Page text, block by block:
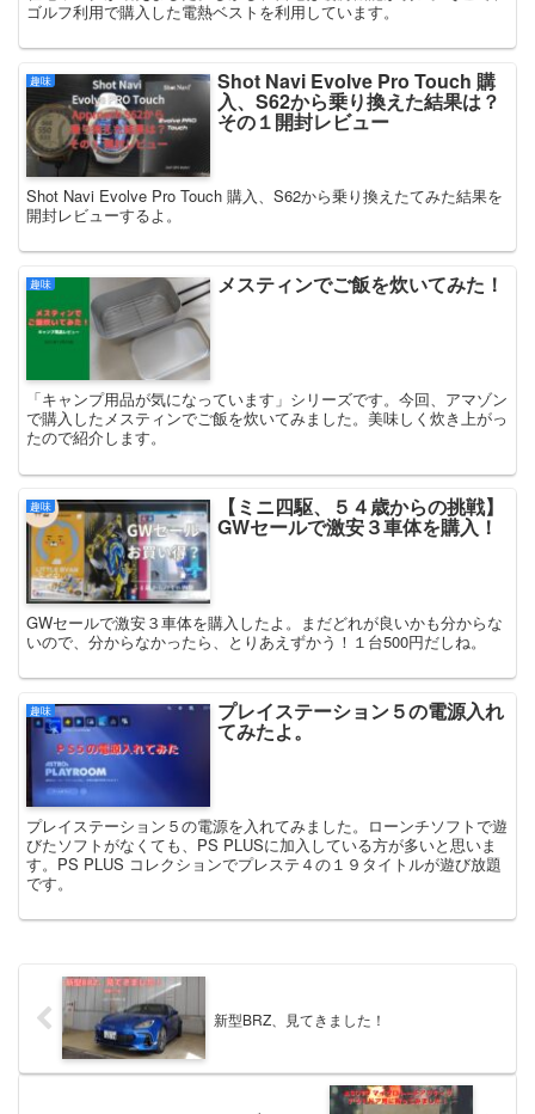
ゴルフ利用で購入した電熱ベストを利用しています。
趣味 Shot Navi Evolve Pro Touch 購
入、S62から乗り換えた結果は？
その１開封レビュー
Shot Navi Evolve Pro Touch 購入、S62から乗り換えたてみた結果を
開封レビューするよ。
趣味 メスティンでご飯を炊いてみた！
「キャンプ用品が気になっています」シリーズです。今回、アマゾン
で購入したメスティンでご飯を炊いてみました。美味しく炊き上がっ
たので紹介します。
趣味 【ミニ四駆、５４歳からの挑戦】
GWセールで激安３車体を購入！
GWセールで激安３車体を購入したよ。まだどれが良いかも分からな
いので、分からなかったら、とりあえずかう！１台500円だしね。
趣味 プレイステーション５の電源入れ
てみたよ。
プレイステーション５の電源を入れてみました。ローンチソフトで遊
びたソフトがなくても、PS PLUSに加入している方が多いと思いま
す。PS PLUS コレクションでプレステ４の１９タイトルが遊び放題
です。
新型BRZ、見てきました！